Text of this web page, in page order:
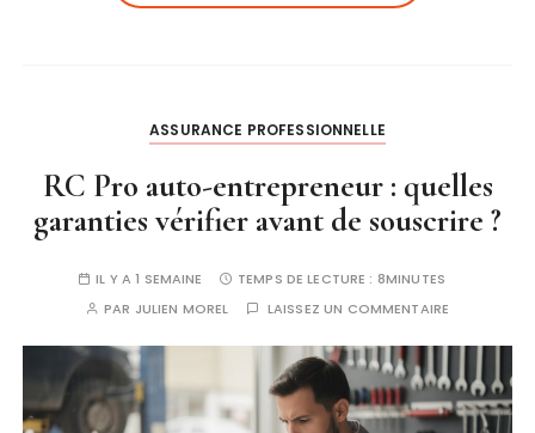
ASSURANCE PROFESSIONNELLE
RC Pro auto-entrepreneur : quelles
garanties vérifier avant de souscrire ?
IL Y A 1 SEMAINE TEMPS DE LECTURE : 8MINUTES
PAR JULIEN MOREL LAISSEZ UN COMMENTAIRE